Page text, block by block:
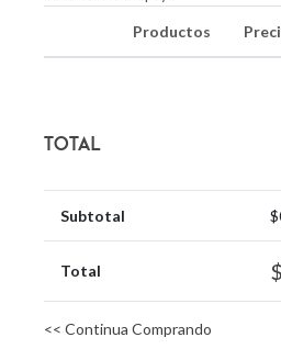
Productos
Total
Subtotal
Total
<< Continua Comprando